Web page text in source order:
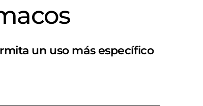
un uso más específico